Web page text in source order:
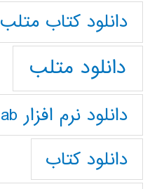
دانلود كتاب متلب
دانلود متلب
دانلود نرم افزار Matlab
دانلود کتاب